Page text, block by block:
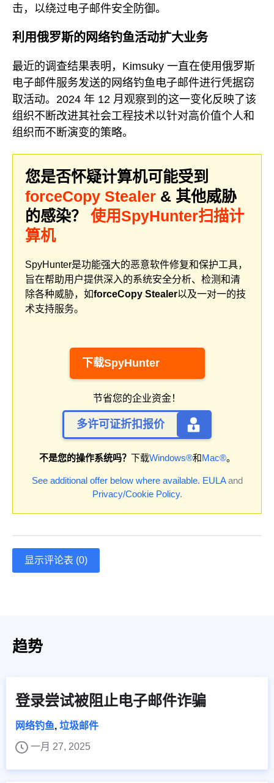
击，以绕过电子邮件安全防御。
利用俄罗斯的网络钓鱼活动扩大业务
最近的调查结果表明，Kimsuky 一直在使用俄罗斯
电子邮件服务发送的网络钓鱼电子邮件进行凭据窃
取活动。2024 年 12 月观察到的这一变化反映了该
组织不断改进其社会工程技术以针对高价值个人和
组织而不断演变的策略。
您是否怀疑计算机可能受到
forceCopy Stealer & 其他威胁
的感染？ 使用SpyHunter扫描计
算机
SpyHunter是功能强大的恶意软件修复和保护工具，
旨在帮助用户提供深入的系统安全分析、检测和清
除各种威胁，如forceCopy Stealer以及一对一的技
术支持服务。
下载SpyHunter
节省您的企业资金！
多许可证折扣报价
不是您的操作系统吗？ 下载Windows®和Mac®。
See additional offer below where available. EULAand
Privacy/Cookie Policy.
显示评论表 (0)
趋势
登录尝试被阻止电子邮件诈骗
网络钓鱼, 垃圾邮件
一月 27, 2025